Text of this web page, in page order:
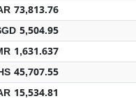
73,813.76
5,504.95
1,631.637
45,707.55
15,534.81